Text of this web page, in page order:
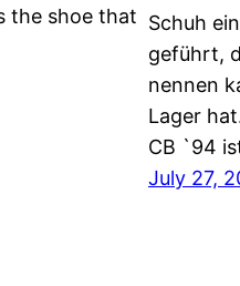
the shoe that Schuh
geführt,
nennen
Lager
CB `94
July 27,